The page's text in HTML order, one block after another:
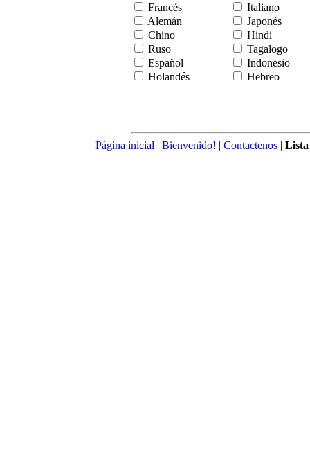
Francés
Alemán
Chino
Ruso
Español
Holandés
Italiano
Japonés
Hindi
Tagalogo
Indonesio
Hebreo
Página inicial | Bienvenido! | Contactenos| Lista